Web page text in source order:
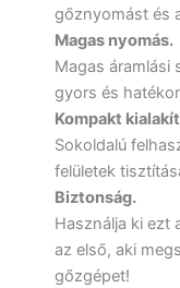
gőznyomást és
Magas nyomás.
Magas áramlási
gyors és
Kompakt
Sokoldalú
felületek
Biztonság.
Használja ki ezt
az első, aki
gőzgépet!